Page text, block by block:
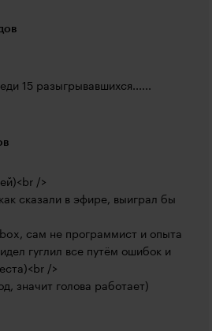
15 разыгрывавшихся......
/>
сказали в эфире, выиграл бы
сам не программист и опыта
гуглил все путём ошибок и
/>
значит голова работает)